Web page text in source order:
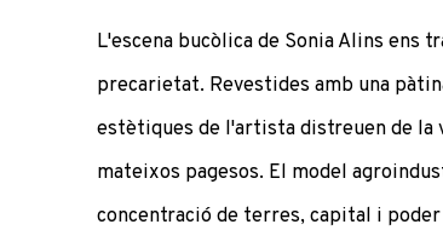
L'escena bucòlica de Sonia Alins ens
precarietat. Revestides amb una
estètiques de l'artista distreuen de
mateixos pagesos. El model
concentració de terres, capital i